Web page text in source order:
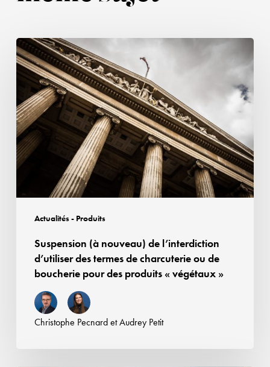
Actualités - Produits
Suspension
(à
nouveau)
l’interdiction
d’utiliser
des
termes
charcuterie
boucherie
produits
Suspension (à nouveau) de l’interdiction
d’utiliser des termes de charcuterie ou de
boucherie pour des produits « végétaux »
Christophe PecnardetAudrey Petit